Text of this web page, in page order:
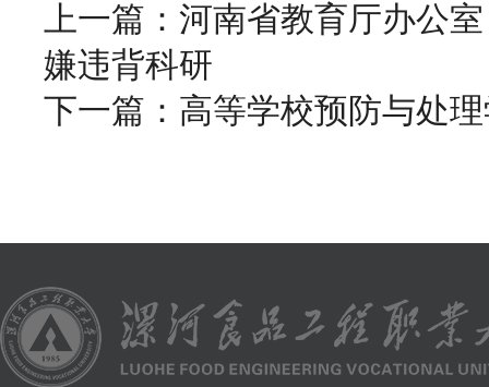
上一篇： 河南省教育厅办公
嫌违背科研
下一篇： 高等学校预防与处